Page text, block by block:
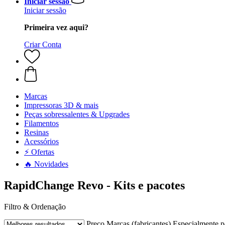
Iniciar sessão
Primeira vez aqui?
Criar Conta
Marcas
Impressoras 3D & mais
Peças sobressalentes & Upgrades
Filamentos
Resinas
Acessórios
⚡ Ofertas
🔥 Novidades
RapidChange Revo - Kits e pacotes
Filtro & Ordenação